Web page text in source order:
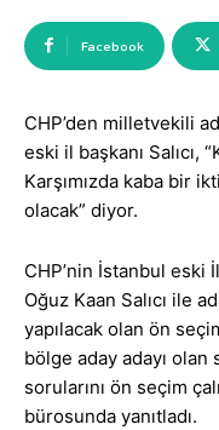
Facebook
CHP’den milletvekili
eski il başkanı Salıcı,
Karşımızda kaba bir
olacak” diyor.
CHP’nin İstanbul eski
Oğuz Kaan Salıcı ile
yapılacak olan ön
bölge aday adayı olan
sorularını ön seçim
bürosunda yanıtladı.